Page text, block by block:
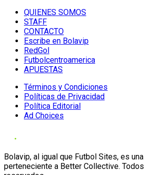
QUIENES SOMOS
STAFF
CONTACTO
Escribe en Bolavip
RedGol
Futbolcentroamerica
APUESTAS
Términos y Condiciones
Políticas de Privacidad
Política Editorial
Ad Choices
Bolavip, al igual que Futbol Sites, es
perteneciente a Better Collective.